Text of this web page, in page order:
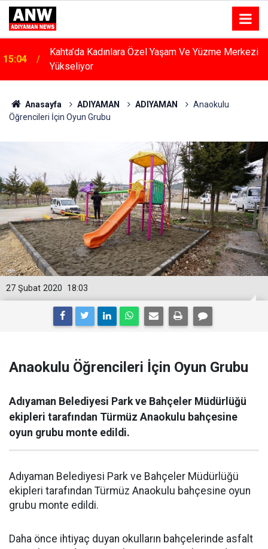
15:04
Kahta’da Kadınlara Özel Yaşam Ve Yüzme Merkezi
Yükseliyor
Anasayfa ADIYAMAN ADIYAMAN
Anaokulu
Öğrencileri İçin Oyun Grubu
18:03
27 Şubat 2020
Anaokulu Öğrencileri İçin Oyun Grubu
Adıyaman Belediyesi Park ve Bahçeler Müdürlüğü
ekipleri tarafından Türmüz Anaokulu bahçesine
oyun grubu monte edildi.
Adıyaman Belediyesi Park ve Bahçeler Müdürlüğü
ekipleri tarafından Türmüz Anaokulu bahçesine oyun
grubu monte edildi.
Daha önce ihtiyaç duyan okulların bahçelerinde asfalt